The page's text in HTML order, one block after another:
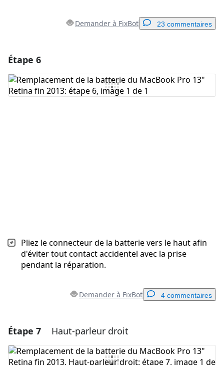
Demander à FixBot 23 commentaires
Ajouter un commentaire
Étape 6
Pliez le connecteur de la batterie vers le haut afin
d'éviter tout contact accidentel avec la prise
pendant la réparation.
Demander à FixBot 4 commentaires
Ajouter un commentaire
Ajouter un commentaire
Étape 7 Haut-parleur droit